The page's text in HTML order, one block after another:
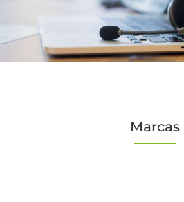
Marcas